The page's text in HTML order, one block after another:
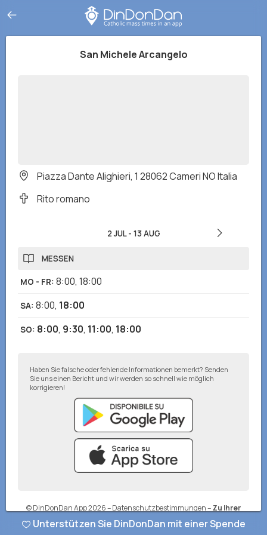
San Michele Arcangelo
Piazza Dante Alighieri, 1 28062 Cameri NO Italia
Rito romano
2 JUL- 13 AUG
MESSEN
MO - FR: 8:00, 18:00
SA: 8:00, 18:00
SO: 8:00, 9:30, 11:00, 18:00
Haben Sie falsche oder fehlende Informationen bemerkt? Senden
Sie uns einen Bericht und wir werden so schnell wie möglich
korrigieren!
© DinDonDan App 2026–Datenschutzbestimmungen–Zu Ihrer
Website hinzufügen
Unterstützen Sie DinDonDan mit einer Spende